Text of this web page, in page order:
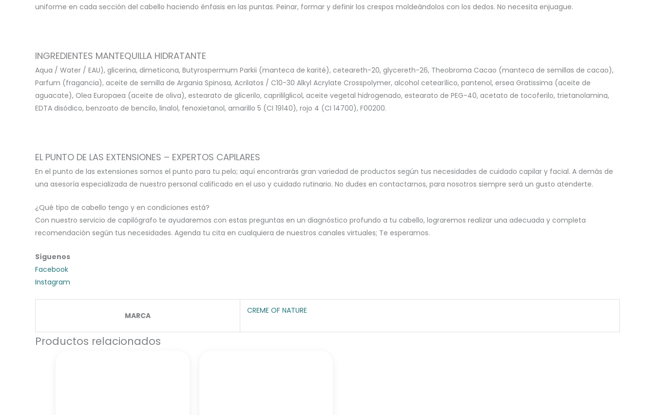
uniforme en cada sección del cabello haciendo énfasis en las puntas. Peinar, formar y definir los crespos moldeándolos con los dedos. No necesita enjuague.
INGREDIENTES MANTEQUILLA HIDRATANTE
Aqua / Water / EAU), glicerina, dimeticona, Butyrospermum Parkii (manteca de karité), ceteareth-20, glycereth-26, Theobroma Cacao (manteca de semillas de cacao),
Parfum (fragancia), aceite de semilla de Argania Spinosa, Acrilatos / C10-30 Alkyl Acrylate Crosspolymer, alcohol cetearílico, pantenol, ersea Gratissima (aceite de
aguacate), Olea Europaea (aceite de oliva), estearato de glicerilo, caprililglicol, aceite vegetal hidrogenado, estearato de PEG-40, acetato de tocoferilo, trietanolamina,
EDTA disódico, benzoato de bencilo, linalol, fenoxietanol, amarillo 5 (CI 19140), rojo 4 (CI 14700), F00200.
EL PUNTO DE LAS EXTENSIONES – EXPERTOS CAPILARES
En el punto de las extensiones somos el punto para tu pelo; aquí encontrarás gran variedad de productos según tus necesidades de cuidado capilar y facial. A demás de
una asesoría especializada de nuestro personal calificado en el uso y cuidado rutinario. No dudes en contactarnos, para nosotros siempre será un gusto atenderte.
¿Qué tipo de cabello tengo y en condiciones está?
Con nuestro servicio de capilógrafo te ayudaremos con estas preguntas en un diagnóstico profundo a tu cabello, lograremos realizar una adecuada y completa
recomendación según tus necesidades. Agenda tu cita en cualquiera de nuestros canales virtuales; Te esperamos.
Síguenos
Facebook
Instagram
MARCA
CREME OF NATURE
Productos relacionados